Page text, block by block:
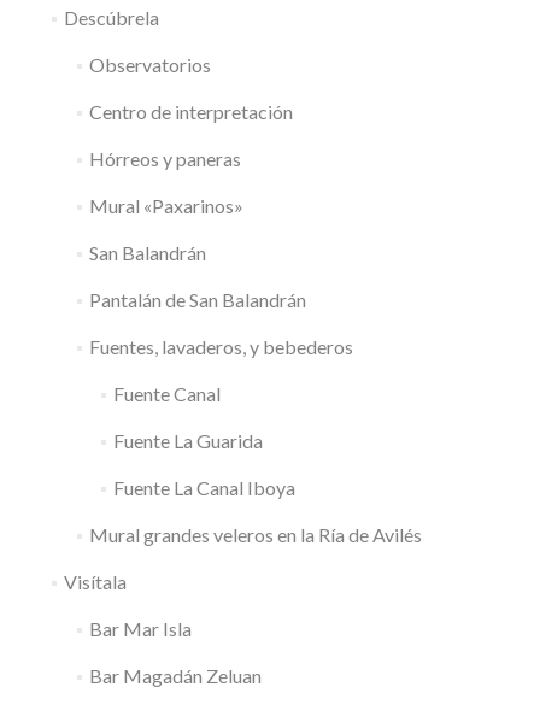
Descúbrela
Observatorios
Centro de interpretación
Hórreos y paneras
Mural «Paxarinos»
San Balandrán
Pantalán de San Balandrán
Fuentes, lavaderos, y bebederos
Fuente Canal
Fuente La Guarida
Fuente La Canal Iboya
Mural grandes veleros en la Ría de Avilés
Visítala
Bar Mar Isla
Bar Magadán Zeluan